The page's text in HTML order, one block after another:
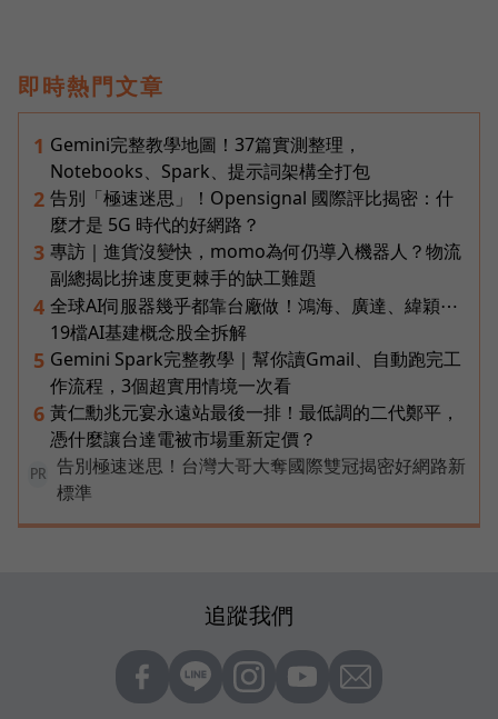
即時熱門文章
1 Gemini完整教學地圖！37篇實測整理，
Notebooks、Spark、提示詞架構全打包
2 告別「極速迷思」！Opensignal 國際評比揭密：什
麼才是 5G 時代的好網路？
3 專訪｜進貨沒變快，momo為何仍導入機器人？物流
副總揭比拚速度更棘手的缺工難題
4 全球AI伺服器幾乎都靠台廠做！鴻海、廣達、緯穎⋯
19檔AI基建概念股全拆解
5 Gemini Spark完整教學｜幫你讀Gmail、自動跑完工
作流程，3個超實用情境一次看
6 黃仁勳兆元宴永遠站最後一排！最低調的二代鄭平，
憑什麼讓台達電被市場重新定價？
PR
告別極速迷思！台灣大哥大奪國際雙冠揭密好網路新
標準
追蹤我們